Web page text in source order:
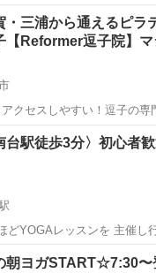
・三浦から通えるピラ
【Reformer逗子院】
アクセスしやすい！逗子の専
がなまっている…」
た気がする…」 「肩こりや
ヨガ
台駅徒歩3分〉初心者
どYOGAレッスンを 主催し
代まで幅広く初心者の方も
、新しくスタジオを借り
台駅 YOGA
朝ヨガSTART☆7:30〜